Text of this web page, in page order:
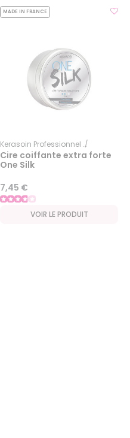
MADE IN FRANCE
Kerasoin Professionnel
Cire coiffante extra forte
One Silk
7,45 €
VOIR LE PRODUIT